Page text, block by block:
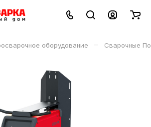
оборудование – Сварочные